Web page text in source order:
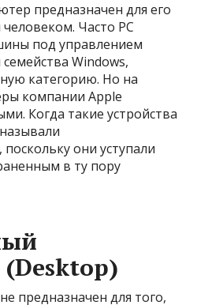
предназначен для его
Часто PC
под управлением
Windows,
категорию. Но на
компании Apple
Когда такие устройства
они уступали
в ту пору
предназначен для того,